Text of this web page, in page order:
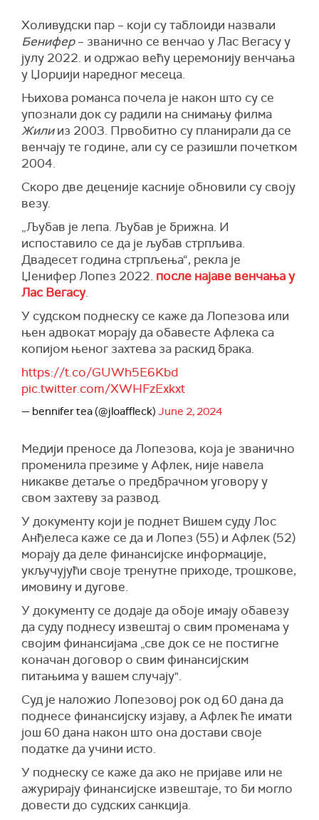
Холивудски пар – који су таблоиди назвали
Бенифер– званично се венчао у Лас Вегасу у
јулу 2022. и одржао већу церемонију венчања
у Џорџији наредног месеца.
Њихова романса почела је након што су се
упознали док су радили на снимању филма
Жилииз 2003. Првобитно су планирали да се
венчају те године, али су се разишли почетком
2004.
Скоро две деценије касније обновили су своју
везу.
„Љубав је лепа. Љубав је брижна. И
испоставило се да је љубав стрпљива.
Двадесет година стрпљења“, рекла је
Џенифер Лопез 2022. после најаве венчања у
Лас Вегасу.
У судском поднеску се каже да Лопезова или
њен адвокат морају да обавесте Афлека са
копијом њеног захтева за раскид брака.
https://t.co/GUWh5E6Kbd
pic.twitter.com/XWHFzExkxt
— bennifer tea (@jloaffleck) June 2, 2024
Медији преносе да Лопезова, која је званично
променила презиме у Афлек, није навела
никакве детаље о предбрачном уговору у
свом захтеву за развод.
У документу који је поднет Вишем суду Лос
Анђелеса каже се да и Лопез (55) и Афлек (52)
морају да деле финансијске информације,
укључујући своје тренутне приходе, трошкове,
имовину и дугове.
У документу се додаје да обоје имају обавезу
да суду поднесу извештај о свим променама у
својим финансијама „све док се не постигне
коначан договор о свим финансијским
питањима у вашем случају".
Суд је наложио Лопезовој рок од 60 дана да
поднесе финансијску изјаву, а Афлек ће имати
још 60 дана након што она достави своје
податке да учини исто.
У поднеску се каже да ако не пријаве или не
ажурирају финансијске извештаје, то би могло
довести до судских санкција.